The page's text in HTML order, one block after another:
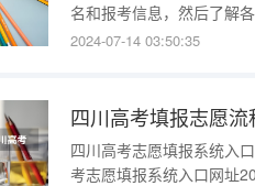
名和报考信息，然后了解
合适的学校，最后按照专
校是否在你
2024-07-14 03:50:35
四川高考填报志愿
四川高考志愿填报系统入
考志愿填报系统入口网址